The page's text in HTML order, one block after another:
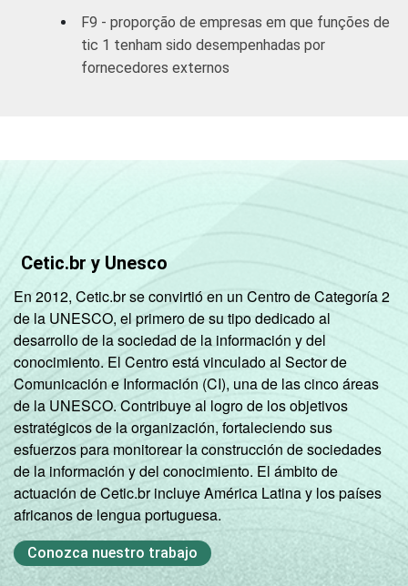
TIC.
2Base: 528 empresas que contrataram ou
tentaram contratar especialistas em TI, com
Respostas referentes aos últimos doze
F9 - proporção de empresas em que funções de
tic 1 tenham sido desempenhadas por
fornecedores externos
Cetic.br y Unesco
En 2012, Cetic.br se convirtió en un Centro de Categoría 2
de la UNESCO, el primero de su tipo dedicado al
desarrollo de la sociedad de la información y del
conocimiento. El Centro está vinculado al Sector de
Comunicación e Información (CI), una de las cinco áreas
de la UNESCO. Contribuye al logro de los objetivos
estratégicos de la organización, fortaleciendo sus
esfuerzos para monitorear la construcción de sociedades
de la información y del conocimiento. El ámbito de
actuación de Cetic.br incluye América Latina y los países
africanos de lengua portuguesa.
Conozca nuestro trabajo